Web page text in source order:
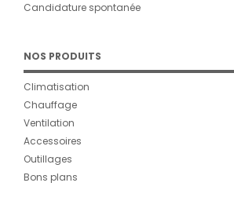
Candidature spontanée
NOS PRODUITS
Climatisation
Chauffage
Ventilation
Accessoires
Outillages
Bons plans